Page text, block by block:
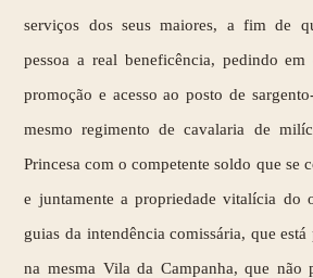
serviços dos seus maiores, a fim de
pessoa a real beneficência, pedindo em
promoção e acesso ao posto de
mesmo regimento de cavalaria de
Princesa com o competente soldo que se
e juntamente a propriedade vitalícia do
guias da intendência comissária, que
na mesma Vila da Campanha, que não